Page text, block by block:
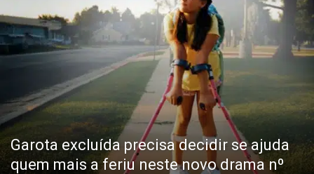
Garota excluída precisa decidir se ajuda
quem mais a feriu neste novo drama nº